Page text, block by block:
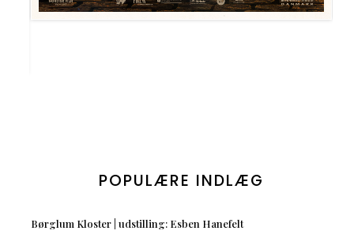
POPULÆRE INDLÆG
Børglum Kloster | udstilling: Esben Hanefelt